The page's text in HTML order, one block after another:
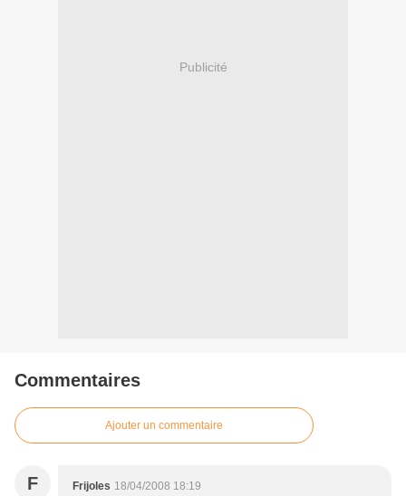
Publicité
Commentaires
Ajouter un commentaire
F Frijoles 18/04/2008 18:19